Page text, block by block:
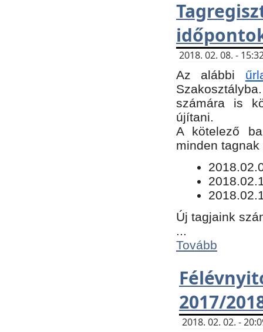
2018. 02. 08. -
Az alábbi
számára is
újítani.
​A kötelező
minden
Új tagjaink
Tovább
2017/
2018. 02. 02. -